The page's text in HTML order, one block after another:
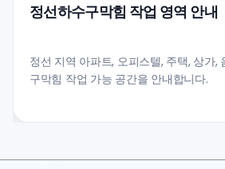
정선하수구막힘 작업 영역 안내
정선 지역 아파트, 오피스텔, 주택, 상가,
구막힘 작업 가능 공간을 안내합니다.